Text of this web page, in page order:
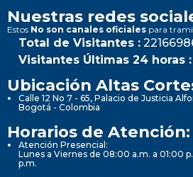
Nuestras redes
Estos No son canales oficiales para
Total de Visitantes :
Visitantes Últimas 24 horas :
Ubicación Altas
Calle 12 No 7 - 65, Palacio de Justicia
Bogotá - Colombia
Horarios de Atención:
Atención Presencial:
Lunes a Viernes de 08:00 a.m. a 01:00
p.m.